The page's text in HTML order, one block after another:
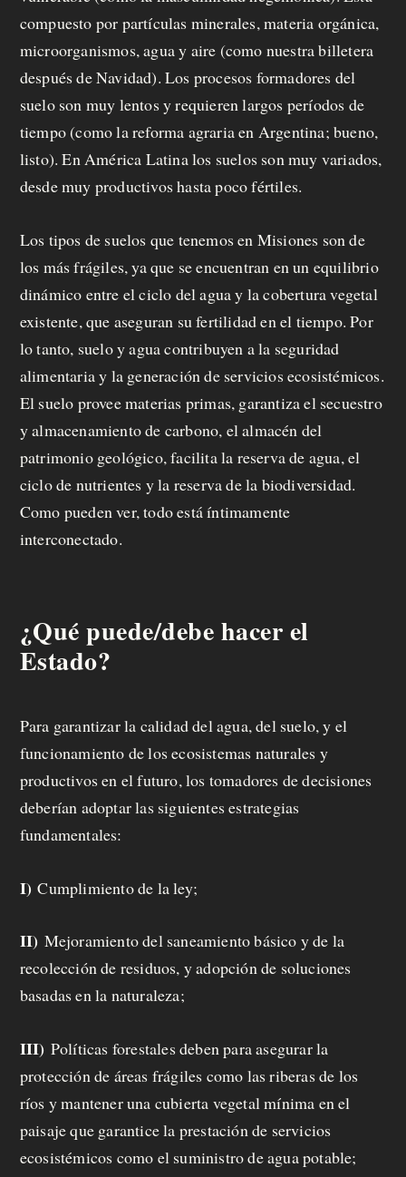
compuesto por partículas minerales, materia orgánica,
microorganismos, agua y aire (como nuestra billetera
después de Navidad). Los procesos formadores del
suelo son muy lentos y requieren largos períodos de
tiempo (como la reforma agraria en Argentina; bueno,
listo). En América Latina los suelos son muy variados,
desde muy productivos hasta poco fértiles.
Los tipos de suelos que tenemos en Misiones son de
los más frágiles, ya que se encuentran en un equilibrio
dinámico entre el ciclo del agua y la cobertura vegetal
existente, que aseguran su fertilidad en el tiempo. Por
lo tanto, suelo y agua contribuyen a la seguridad
alimentaria y la generación de servicios ecosistémicos.
El suelo provee materias primas, garantiza el secuestro
y almacenamiento de carbono, el almacén del
patrimonio geológico, facilita la reserva de agua, el
ciclo de nutrientes y la reserva de la biodiversidad.
Como pueden ver, todo está íntimamente
interconectado.
¿Qué puede/debe hacer el
Estado?
Para garantizar la calidad del agua, del suelo, y el
funcionamiento de los ecosistemas naturales y
productivos en el futuro, los tomadores de decisiones
deberían adoptar las siguientes estrategias
fundamentales:
I) Cumplimiento de la ley;
II) Mejoramiento del saneamiento básico y de la
recolección de residuos, y adopción de soluciones
basadas en la naturaleza;
III) Políticas forestales deben para asegurar la
protección de áreas frágiles como las riberas de los
ríos y mantener una cubierta vegetal mínima en el
paisaje que garantice la prestación de servicios
ecosistémicos como el suministro de agua potable;